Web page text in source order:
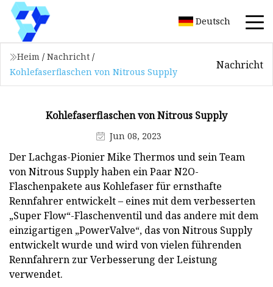
Deutsch
Heim / Nachricht /
Kohlefaserflaschen von Nitrous Supply
Nachricht
Kohlefaserflaschen von Nitrous Supply
Jun 08, 2023
Der Lachgas-Pionier Mike Thermos und sein Team
von Nitrous Supply haben ein Paar N2O-
Flaschenpakete aus Kohlefaser für ernsthafte
Rennfahrer entwickelt – eines mit dem verbesserten
„Super Flow“-Flaschenventil und das andere mit dem
einzigartigen „PowerValve“, das von Nitrous Supply
entwickelt wurde und wird von vielen führenden
Rennfahrern zur Verbesserung der Leistung
verwendet.